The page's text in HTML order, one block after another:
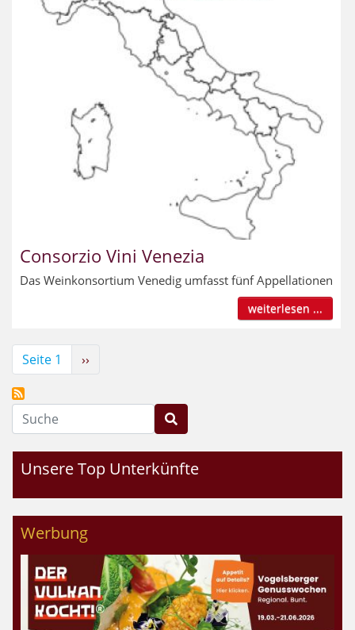
Consorzio Vini Venezia
Das Weinkonsortium Venedig umfasst fünf Appellationen
weiterlesen ...
Seitennummerierung
Seite 1
Nächste
››
Suche
Unsere Top Unterkünfte
Werbung